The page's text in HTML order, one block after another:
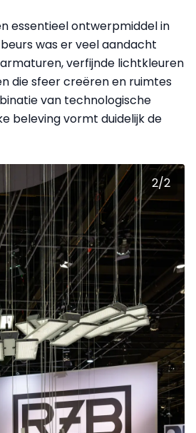
essentieel ontwerpmiddel in
was er veel aandacht
verfijnde lichtkleuren
die sfeer creëren en ruimtes
van technologische
beleving vormt duidelijk de
2/2